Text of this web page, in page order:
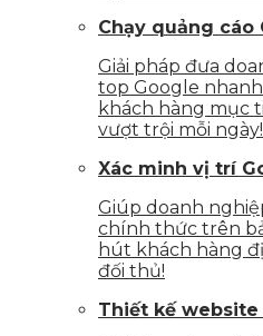
Chạy quảng cáo
Giải pháp đưa
top Google
khách hàng mục
vượt trội mỗi ngày!
Xác minh vị trí
Giúp doanh
chính thức trên
hút khách hàng
đối thủ!
Thiết kế